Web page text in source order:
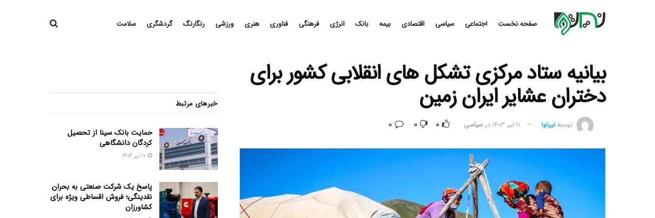
صفحه نخست اجتماعی سیاسی اقتصادی بیمه بانک انرژی فرهنگی فناوری هنری ورزشی رنگارنگ گردشگری سلامت
بیانیه ستاد مرکزی تشکل های انقلابی کشور برای
دختران عشایر ایران زمین
توسطنیرتوا 11 تیر 1403 در سیاسی 0
0
خبرهای مرتبط
حمایت بانک سینا از تحصیل
کردگان دانشگاهی
پاسخ یک شرکت صنعتی به بحران
نقدینگی؛ فروش اقساطی ویژه برای
کشاورزان